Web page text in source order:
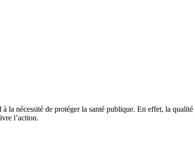
nécessité de protéger la santé publique. En effet, la qualité
l’action.